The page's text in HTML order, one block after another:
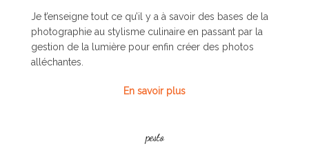
Je t’enseigne tout ce qu’il y a à savoir des bases de la
photographie au stylisme culinaire en passant par la
gestion de la lumière pour enfin créer des photos
alléchantes.
En savoir plus
pesto